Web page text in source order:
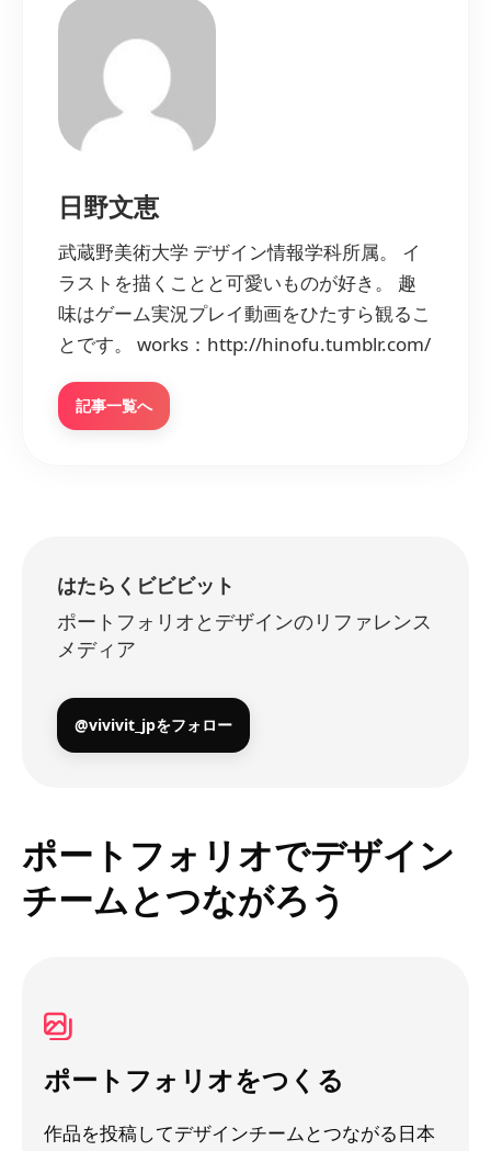
日野文恵
武蔵野美術大学 デザイン情報学科所属。 イ
ラストを描くことと可愛いものが好き。 趣
味はゲーム実況プレイ動画をひたすら観るこ
とです。 works：http://hinofu.tumblr.com/
記事一覧へ
はたらくビビビット
ポートフォリオとデザインのリファレンス
メディア
@vivivit_jpをフォロー
ポートフォリオでデザイン
チームとつながろう
ポートフォリオをつくる
作品を投稿してデザインチームとつながる日本